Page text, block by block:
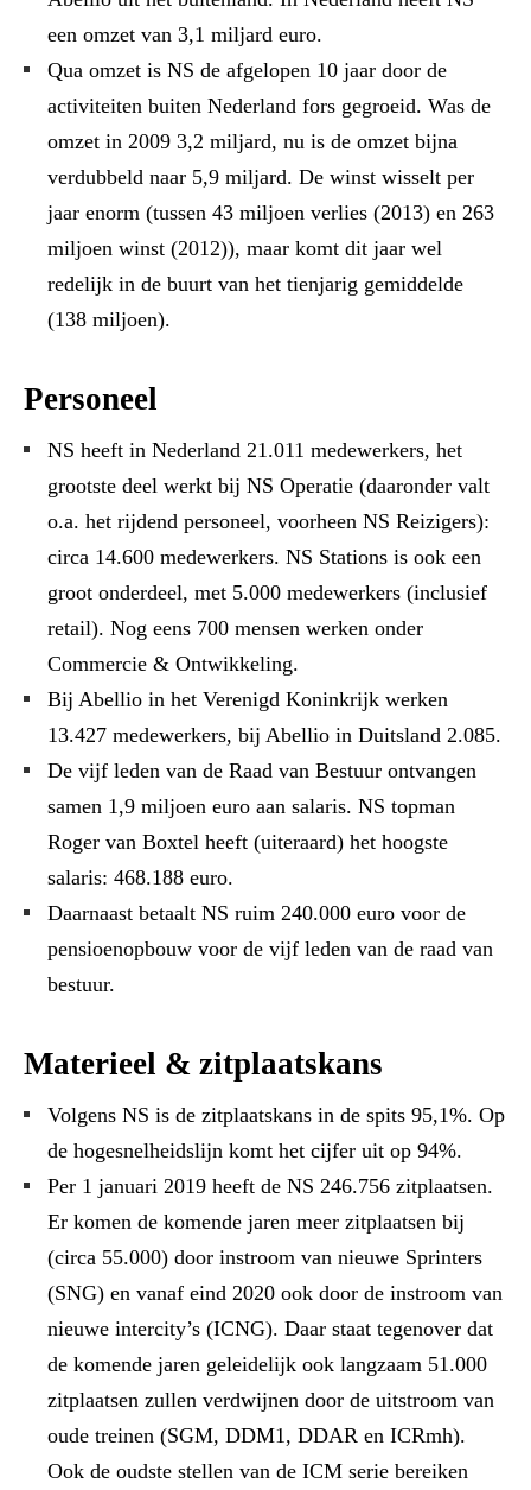
een omzet van 3,1 miljard euro.
Qua omzet is NS de afgelopen 10 jaar door de
activiteiten buiten Nederland fors gegroeid. Was de
omzet in 2009 3,2 miljard, nu is de omzet bijna
verdubbeld naar 5,9 miljard. De winst wisselt per
jaar enorm (tussen 43 miljoen verlies (2013) en 263
miljoen winst (2012)), maar komt dit jaar wel
redelijk in de buurt van het tienjarig gemiddelde
(138 miljoen).
Personeel
NS heeft in Nederland 21.011 medewerkers, het
grootste deel werkt bij NS Operatie (daaronder valt
o.a. het rijdend personeel, voorheen NS Reizigers):
circa 14.600 medewerkers. NS Stations is ook een
groot onderdeel, met 5.000 medewerkers (inclusief
retail). Nog eens 700 mensen werken onder
Commercie & Ontwikkeling.
Bij Abellio in het Verenigd Koninkrijk werken
13.427 medewerkers, bij Abellio in Duitsland 2.085.
De vijf leden van de Raad van Bestuur ontvangen
samen 1,9 miljoen euro aan salaris. NS topman
Roger van Boxtel heeft (uiteraard) het hoogste
salaris: 468.188 euro.
Daarnaast betaalt NS ruim 240.000 euro voor de
pensioenopbouw voor de vijf leden van de raad van
bestuur.
Materieel & zitplaatskans
Volgens NS is de zitplaatskans in de spits 95,1%. Op
de hogesnelheidslijn komt het cijfer uit op 94%.
Per 1 januari 2019 heeft de NS 246.756 zitplaatsen.
Er komen de komende jaren meer zitplaatsen bij
(circa 55.000) door instroom van nieuwe Sprinters
(SNG) en vanaf eind 2020 ook door de instroom van
nieuwe intercity’s (ICNG). Daar staat tegenover dat
de komende jaren geleidelijk ook langzaam 51.000
zitplaatsen zullen verdwijnen door de uitstroom van
oude treinen (SGM, DDM1, DDAR en ICRmh).
Ook de oudste stellen van de ICM serie bereiken